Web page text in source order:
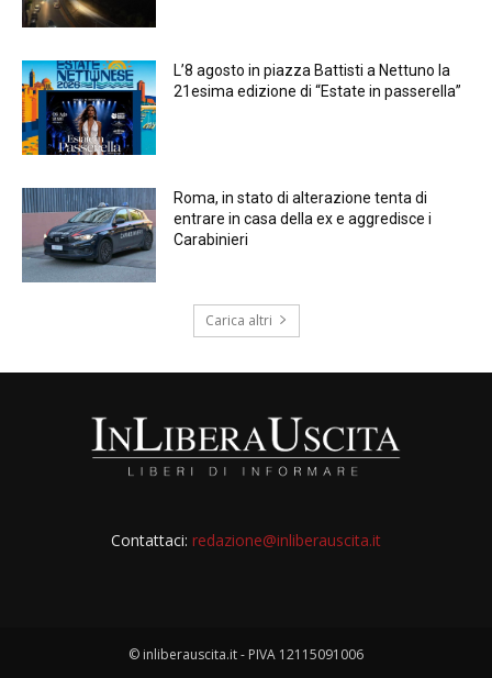
L’8 agosto in piazza Battisti a Nettuno la
21esima edizione di “Estate in passerella”
Roma, in stato di alterazione tenta di
entrare in casa della ex e aggredisce i
Carabinieri
Carica altri
Contattaci: redazione@inliberauscita.it
© inliberauscita.it - PIVA 12115091006